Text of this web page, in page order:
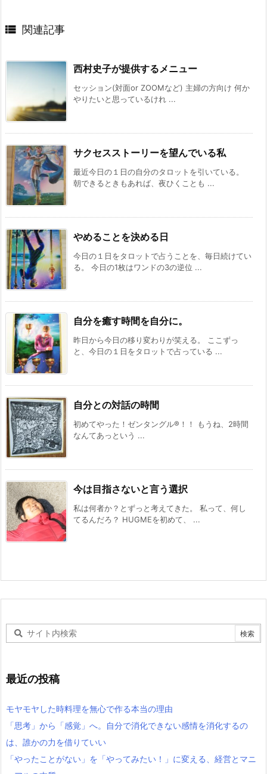
 関連記事
西村史子が提供するメニュー
セッション(対面or ZOOMなど) 主婦の方向け 何か
やりたいと思っているけれ ...
サクセスストーリーを望んでいる私
最近今日の１日の自分のタロットを引いている。
朝できるときもあれば、夜ひくことも ...
やめることを決める日
今日の１日をタロットで占うことを、毎日続けてい
る。 今日の1枚はワンドの3の逆位 ...
自分を癒す時間を自分に。
昨日から今日の移り変わりが笑える。 ここずっ
と、今日の１日をタロットで占っている ...
自分との対話の時間
初めてやった！ゼンタングル®️！！ もうね、2時間
なんてあっという ...
今は目指さないと言う選択
私は何者か？とずっと考えてきた。 私って、何し
てるんだろ？ HUGMEを初めて、 ...
最近の投稿
モヤモヤした時料理を無心で作る本当の理由
「思考」から「感覚」へ。自分で消化できない感情を消化するの
は、誰かの力を借りていい
「やったことがない」を「やってみたい！」に変える、経営とマニ